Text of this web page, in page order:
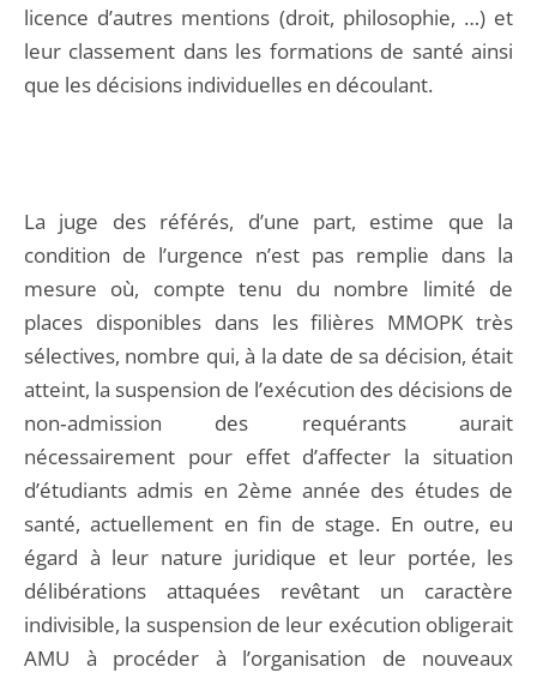
licence d’autres mentions (droit, philosophie, …) et
leur classement dans les formations de santé ainsi
que les décisions individuelles en découlant.
La juge des référés, d’une part, estime que la
condition de l’urgence n’est pas remplie dans la
mesure où, compte tenu du nombre limité de
places disponibles dans les filières MMOPK très
sélectives, nombre qui, à la date de sa décision, était
atteint, la suspension de l’exécution des décisions de
non‑admission des requérants aurait
nécessairement pour effet d’affecter la situation
d’étudiants admis en 2ème année des études de
santé, actuellement en fin de stage. En outre, eu
égard à leur nature juridique et leur portée, les
délibérations attaquées revêtant un caractère
indivisible, la suspension de leur exécution obligerait
AMU à procéder à l’organisation de nouveaux